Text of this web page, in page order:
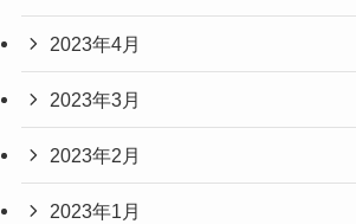
2023年4月
2023年3月
2023年2月
2023年1月